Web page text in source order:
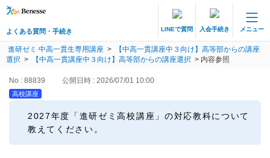
よくある質問・手続き LINEで質問 入会手続き メニュー
保護者サポート 中高一貫講座 トップ
よくある質問・手続き
登録情報の変更・各種お手続き
会員ページへログイン
お客様サポート(手続き・照会)
進研ゼミ 中高一貫生専用講座 >
【中高一貫講座中３向け】高等部からの講座
選択 > 【中高一貫講座中３向け】高等部からの講座選択 > 内容参照
No : 88839 公開日時 : 2026/07/01 10:00
高校講座
2027年度「進研ゼミ高校講座」の対応教科について
教えてください。